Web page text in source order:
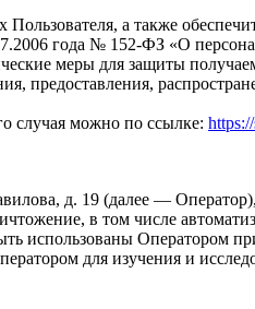
а также
года № 152-ФЗ «О
меры для защиты
предоставления,
случая можно по ссылке:
д. 19 (далее —
в том числе
использованы Оператором
для изучения и